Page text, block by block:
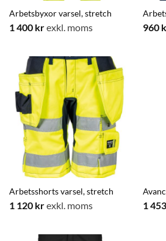
Arbetsbyxor varsel, stretch
1 400 krexkl. moms 960
Arbetsshorts varsel, stretch
1 120 krexkl. moms 1